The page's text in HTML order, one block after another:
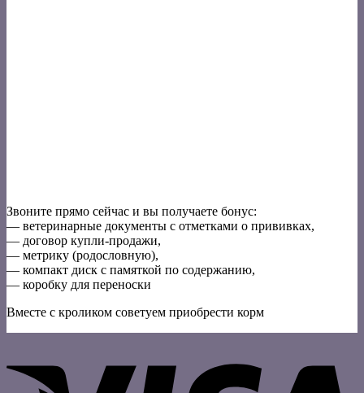
Звоните прямо сейчас и вы получаете бонус:
— ветеринарные документы с отметками о прививках,
— договор купли-продажи,
— метрику (родословную),
— компакт диск с памяткой по содержанию,
— коробку для переноски
Вместе с кроликом советуем приобрести корм